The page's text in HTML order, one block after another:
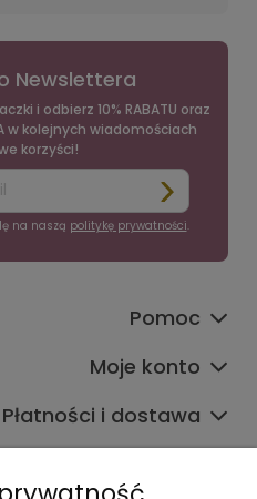
Newslettera
i odbierz 10% RABATU oraz
w kolejnych wiadomościach
korzyści!
na naszą politykę prywatności.
Pomoc
Moje konto
Płatności i dostawa